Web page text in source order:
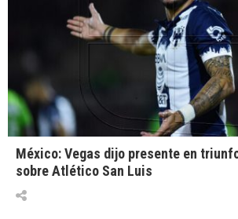
México: Vegas dijo presente en
sobre Atlético San Luis